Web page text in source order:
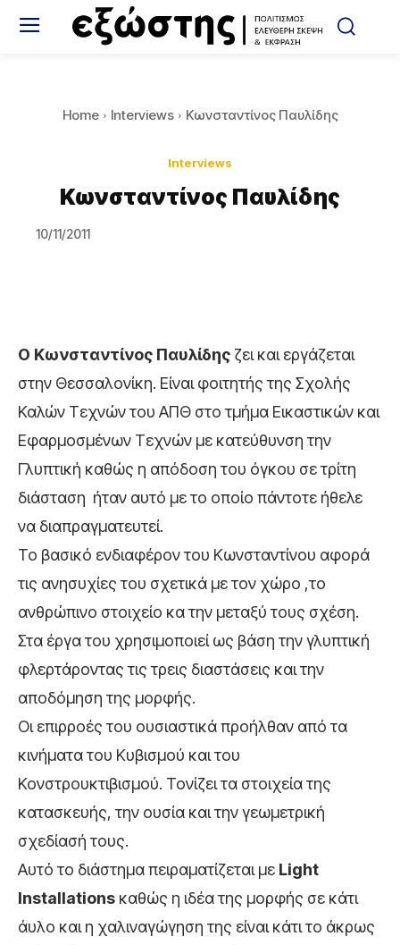
Home Interviews Κωνσταντίνος Παυλίδης
Interviews
Κωνσταντίνος Παυλίδης
10/11/2011
O Κωνσταντίνος Παυλίδης ζει και εργάζεται
στην Θεσσαλονίκη. Είναι φοιτητής της Σχολής
Καλών Τεχνών του ΑΠΘ στο τμήμα Εικαστικών και
Εφαρμοσμένων Τεχνών με κατεύθυνση την
Γλυπτική καθώς η απόδοση του όγκου σε τρίτη
διάσταση ήταν αυτό με το οποίο πάντοτε ήθελε
να διαπραγματευτεί.
Το βασικό ενδιαφέρον του Κωνσταντίνου αφορά
τις ανησυχίες του σχετικά με τον χώρο ,το
ανθρώπινο στοιχείο κα την μεταξύ τους σχέση.
Στα έργα του χρησιμοποιεί ως βάση την γλυπτική
φλερτάροντας τις τρεις διαστάσεις και την
αποδόμηση της μορφής.
Οι επιρροές του ουσιαστικά προήλθαν από τα
κινήματα του Κυβισμού και του
Κονστρουκτιβισμού. Τονίζει τα στοιχεία της
κατασκευής, την ουσία και την γεωμετρική
σχεδίασή τους.
Αυτό το διάστημα πειραματίζεται με Light
Installations καθώς η ιδέα της μορφής σε κάτι
άυλο και η χαλιναγώγηση της είναι κάτι το άκρως